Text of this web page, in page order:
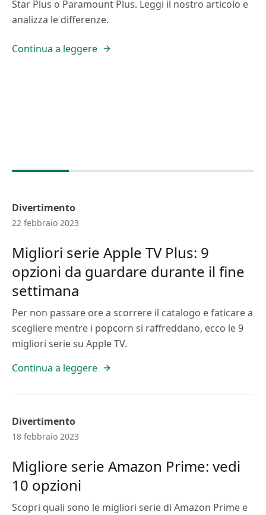
Star Plus o Paramount Plus. Leggi il nostro articolo e
analizza le differenze.
Continua a leggere
Divertimento
22 febbraio 2023
Migliori serie Apple TV Plus: 9
opzioni da guardare durante il fine
settimana
Per non passare ore a scorrere il catalogo e faticare a
scegliere mentre i popcorn si raffreddano, ecco le 9
migliori serie su Apple TV.
Continua a leggere
Divertimento
18 febbraio 2023
Migliore serie Amazon Prime: vedi
10 opzioni
Scopri quali sono le migliori serie di Amazon Prime e